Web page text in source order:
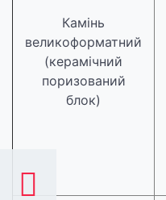
Камінь
великоформатний
(керамічний
поризований
блок)